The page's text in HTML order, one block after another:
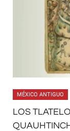
MÉXICO ANTIGUO
LOS